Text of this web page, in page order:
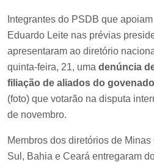
Integrantes do PSDB que
Eduardo Leite nas prévias
apresentaram ao diretório
quinta-feira, 21, uma denúncia
filiação de aliados do
(foto) que votarão na disputa
de novembro.
Membros dos diretórios de
Sul, Bahia e Ceará entregaram